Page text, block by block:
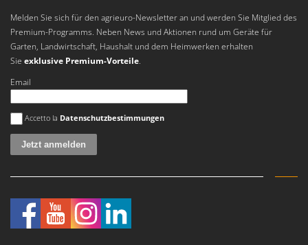
Melden Sie sich für den agrieuro-Newsletter an und werden Sie Mitglied des
Premium-Programms. Neben News und Aktionen rund um Geräte für
Garten, Landwirtschaft, Haushalt und dem Heimwerken erhalten
Sie exklusive Premium-Vorteile.
Email
Es ist ein Fehler aufgetreten
Accetto la Datenschutzbestimmungen